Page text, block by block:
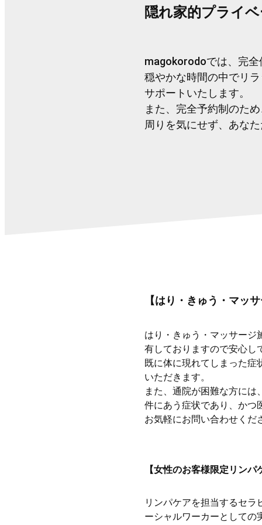
隠れ家的プライ
magokorodoでは、完全
穏やかな時間の中でリ
サポートいたします。
また、完全予約制のた
周りを気にせず、あな
【はり・きゅう・マッサ
はり・きゅう・マッサージ
有しておりますので安心し
既に体に現れてしまった症
いただきます。
また、通院が困難な方に
件にあう症状であり、かつ
お気軽にお問い合わせくだ
【女性のお客様限定リンパ
リンパケアを担当するセ
ーシャルワーカーとしての